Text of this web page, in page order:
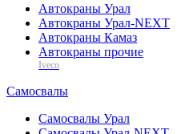
Автокраны Урал
Автокраны Урал-NEXT
Автокраны Камаз
Автокраны прочие
Iveco
Самосвалы
Самосвалы Урал